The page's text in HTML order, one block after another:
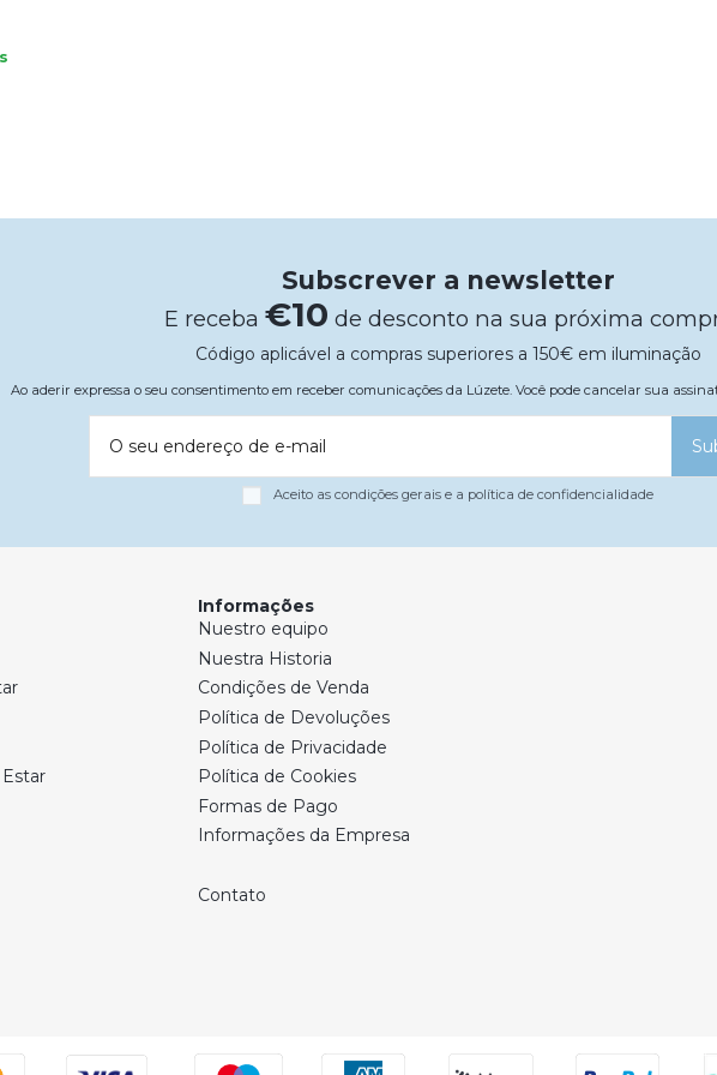
Subscrever a newsletter
E receba €10 de desconto na sua próxima
Código aplicável a compras superiores a 150€ em iluminação
Ao aderir expressa o seu consentimento em receber comunicações da Lúzete. Você pode cancelar sua
O seu endereço de e-mail
Aceito as condições gerais e a política de confidencialidade
Informações
Nuestro equipo
Nuestra Historia
Condições de Venda
Política de Devoluções
Política de Privacidade
Política de Cookies
Formas de Pago
Informações da Empresa
Contato